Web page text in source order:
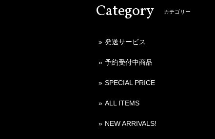
Category カテゴリー
発送サービス
予約受付中商品
SPECIAL PRICE
ALL ITEMS
NEW ARRIVALS!